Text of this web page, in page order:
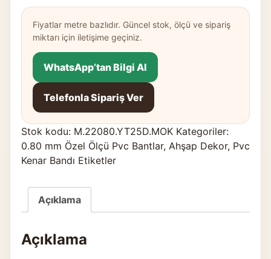
Fiyatlar metre bazlıdır. Güncel stok, ölçü ve sipariş
miktarı için iletişime geçiniz.
WhatsApp’tan Bilgi Al
Telefonla Sipariş Ver
Stok kodu: M.22080.YT25D.MOK Kategoriler:
0.80 mm Özel Ölçü Pvc Bantlar, Ahşap Dekor, Pvc
Kenar Bandı Etiketler
Açıklama
Açıklama